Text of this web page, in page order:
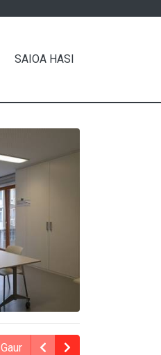
SAIOA HASI
Gaur